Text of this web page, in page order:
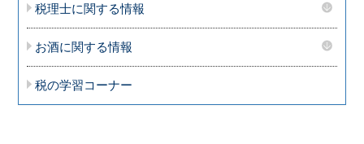
税理士に関する情報
お酒に関する情報
税の学習コーナー